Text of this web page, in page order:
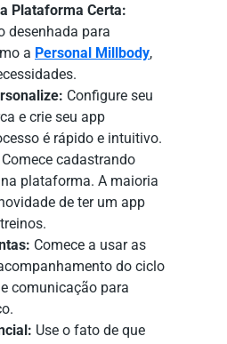
Plataforma Certa:
desenhada para
a Personal Millbody,
Configure seu
e crie seu app
é rápido e intuitivo.
Comece cadastrando
plataforma. A maioria
de ter um app
Comece a usar as
do ciclo
comunicação para
Use o fato de que